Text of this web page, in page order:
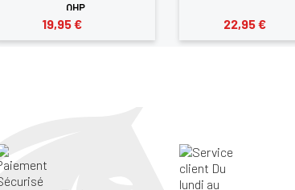
QHP
19,95 € 22,95 €